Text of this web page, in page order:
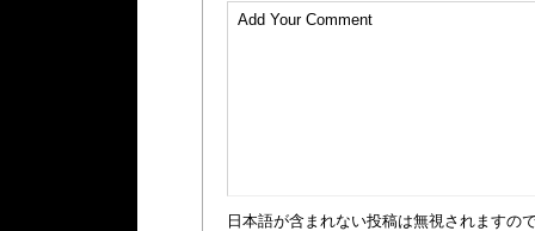
日本語が含まれない投稿は無視されますの